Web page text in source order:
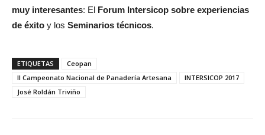
muy interesantes: El Forum Intersicop sobre experiencias
de éxito y los Seminarios técnicos.
ETIQUETAS
Ceopan
II Campeonato Nacional de Panadería Artesana
INTERSICOP 2017
José Roldán Triviño